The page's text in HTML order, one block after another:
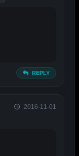
REPLY
2016-11-01